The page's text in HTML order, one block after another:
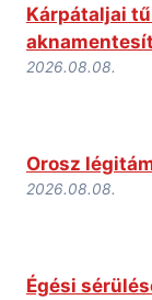
Kárpátaljai
2026.08.08.
Orosz
2026.08.08.
Égési